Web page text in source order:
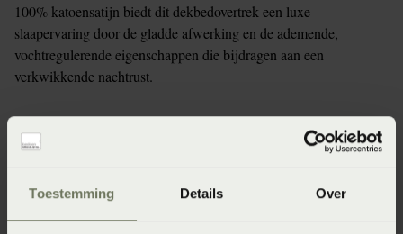
Toestemming Details Over
100% katoensatijn biedt dit dekbedovertrek een luxe
slaapervaring door de gladde afwerking en de ademende,
vochtregulerende eigenschappen die bijdragen aan een
verkwikkende nachtrust.
winkels